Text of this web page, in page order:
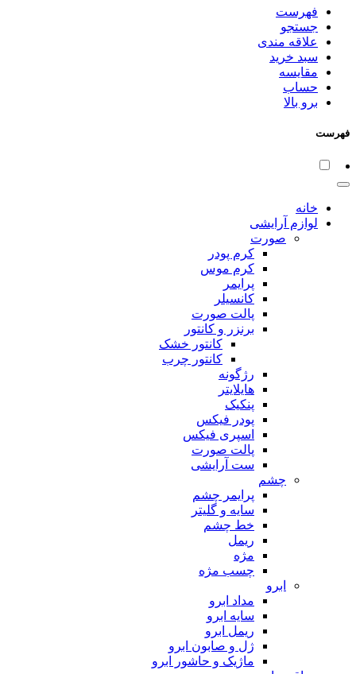
فهرست
جستجو
علاقه مندی
سبد خرید
مقایسه
حساب
برو بالا
فهرست
خانه
لوازم آرایشی
صورت
کرم پودر
کرم موس
پرایمر
کانسیلر
پالت صورت
برنزر و کانتور
کانتور خشک
کانتور چرب
رژگونه
هایلایتر
پنکیک
پودر فیکس
اسپری فیکس
پالت صورت
ست آرایشی
چشم
پرایمر چشم
سایه و گلیتر
خط چشم
ریمل
مژه
چسب مژه
ابرو
مداد ابرو
سایه ابرو
ریمل ابرو
ژل و صابون ابرو
ماژیک و حاشور ابرو